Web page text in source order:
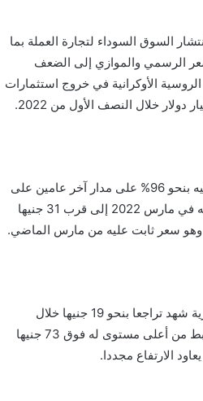
السوق السوداء لتجارة العملة بما
الرسمي والموازي إلى الضعف
الأوكرانية في خروج استثمارات
وارتفع سعر الدولار مقابل الجنيه بنحو 96% على مدار آخر عامين على
3 موجات ليقفز من 15.76 جنيه في مارس 2022 إلى قرب 31 جنيها
وهو سعر ثابت عليه من مارس الماضي.
وكان الدولار في السوق الموازية شهد تراجعا بنحو 19 جنيها خلال
تعاملات يوم الأحد الماضي ليهبط من أعلى مستوى له فوق 73 جنيها